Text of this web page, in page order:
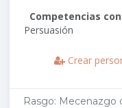
Competencias
Persuasión
Crear
Rasgo: Mecenazgo